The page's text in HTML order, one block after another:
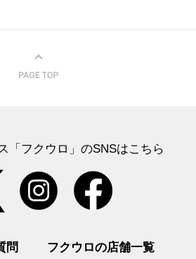
「フクウロ」のSNSはこちら
問 フクウロの店舗一覧